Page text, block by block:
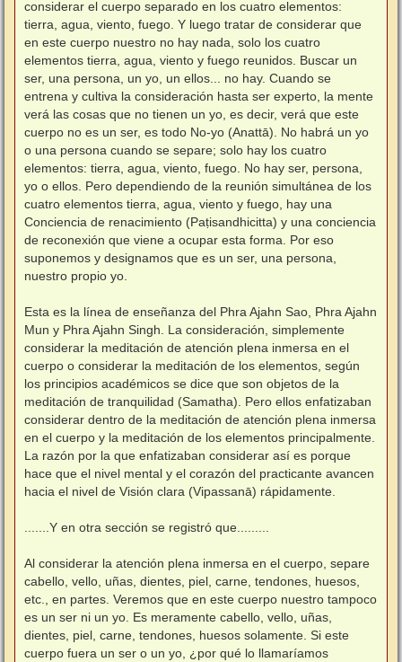
considerar el cuerpo separado en los cuatro elementos:
tierra, agua, viento, fuego. Y luego tratar de considerar que
en este cuerpo nuestro no hay nada, solo los cuatro
elementos tierra, agua, viento y fuego reunidos. Buscar un
ser, una persona, un yo, un ellos... no hay. Cuando se
entrena y cultiva la consideración hasta ser experto, la mente
verá las cosas que no tienen un yo, es decir, verá que este
cuerpo no es un ser, es todo No-yo (Anattā). No habrá un yo
o una persona cuando se separe; solo hay los cuatro
elementos: tierra, agua, viento, fuego. No hay ser, persona,
yo o ellos. Pero dependiendo de la reunión simultánea de los
cuatro elementos tierra, agua, viento y fuego, hay una
Conciencia de renacimiento (Paṭisandhicitta) y una conciencia
de reconexión que viene a ocupar esta forma. Por eso
suponemos y designamos que es un ser, una persona,
nuestro propio yo.
Esta es la línea de enseñanza del Phra Ajahn Sao, Phra Ajahn
Mun y Phra Ajahn Singh. La consideración, simplemente
considerar la meditación de atención plena inmersa en el
cuerpo o considerar la meditación de los elementos, según
los principios académicos se dice que son objetos de la
meditación de tranquilidad (Samatha). Pero ellos enfatizaban
considerar dentro de la meditación de atención plena inmersa
en el cuerpo y la meditación de los elementos principalmente.
La razón por la que enfatizaban considerar así es porque
hace que el nivel mental y el corazón del practicante avancen
hacia el nivel de Visión clara (Vipassanā) rápidamente.
.......Y en otra sección se registró que.........
Al considerar la atención plena inmersa en el cuerpo, separe
cabello, vello, uñas, dientes, piel, carne, tendones, huesos,
etc., en partes. Veremos que en este cuerpo nuestro tampoco
es un ser ni un yo. Es meramente cabello, vello, uñas,
dientes, piel, carne, tendones, huesos solamente. Si este
cuerpo fuera un ser o un yo, ¿por qué lo llamaríamos